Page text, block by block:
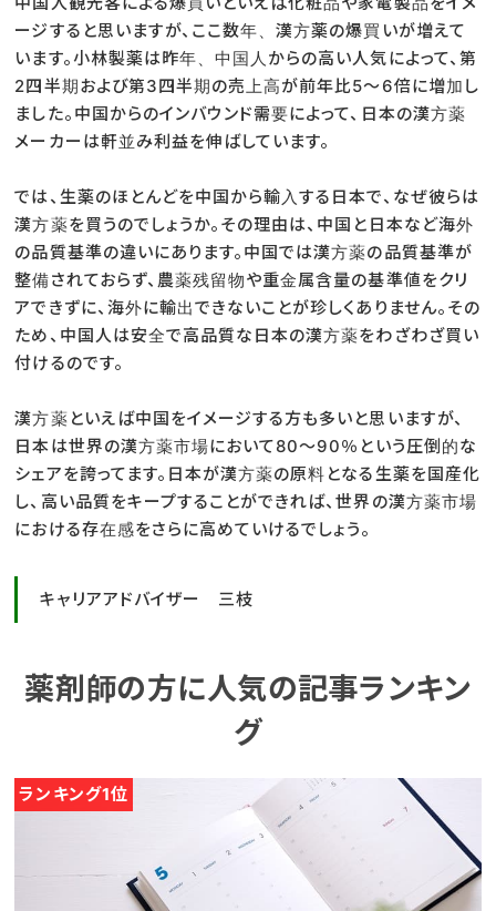
ージすると思いますが、ここ数年、漢方薬の爆買いが増えて
います。小林製薬は昨年、中国人からの高い人気によって、第
2四半期および第3四半期の売上高が前年比5～6倍に増加し
ました。中国からのインバウンド需要によって、日本の漢方薬
メーカーは軒並み利益を伸ばしています。
では、生薬のほとんどを中国から輸入する日本で、なぜ彼らは
漢方薬を買うのでしょうか。その理由は、中国と日本など海外
の品質基準の違いにあります。中国では漢方薬の品質基準が
整備されておらず、農薬残留物や重金属含量の基準値をクリ
アできずに、海外に輸出できないことが珍しくありません。その
ため、中国人は安全で高品質な日本の漢方薬をわざわざ買い
付けるのです。
漢方薬といえば中国をイメージする方も多いと思いますが、
日本は世界の漢方薬市場において80～90％という圧倒的な
シェアを誇ってます。日本が漢方薬の原料となる生薬を国産化
し、高い品質をキープすることができれば、世界の漢方薬市場
における存在感をさらに高めていけるでしょう。
キャリアアドバイザー 三枝
薬剤師の方に人気の記事ランキン
グ
ランキング1位